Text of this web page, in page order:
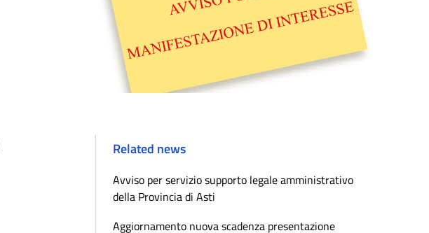
Related news
Avviso per servizio supporto legale amministrativo
della Provincia di Asti
Aggiornamento nuova scadenza presentazione